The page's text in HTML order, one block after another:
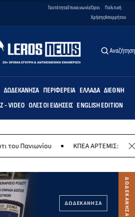
ΤαυτότηταΕπικοινωνίαΌροι
Χρήσης
Πολιτική
Απορρήτου
Αναζήτηση
ΔΩΔΕΚΆΝΗΣΑ ΠΕΡΙΦΈΡΕΙΑ ΕΛΛΆΔΑ ΔΙΕΘΝΉ
- VIDEO ΌΛΕΣ ΟΙ ΕΙΔΉΣΕΙΣ ENGLISH EDITION
ΚΠΕΑ ΑΡΤΕΜΙΣ: Το
ΔΩΔΕΚΑΝΗΣΑ